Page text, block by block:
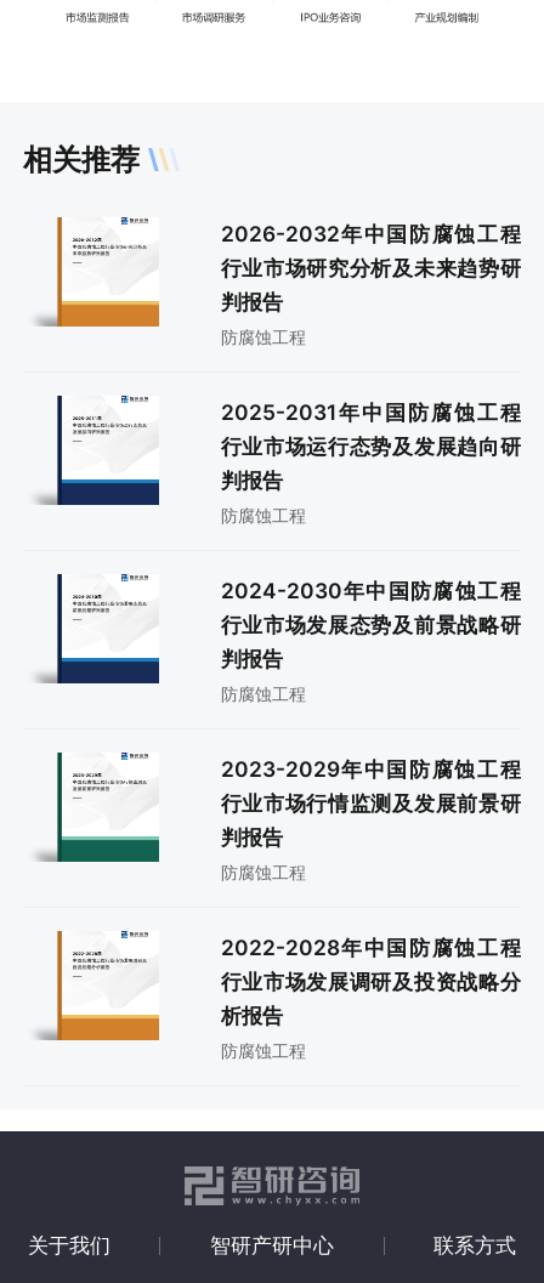
相关推荐
2026-2032年中国防腐蚀工程
行业市场研究分析及未来趋势研
判报告
防腐蚀工程
2025-2031年中国防腐蚀工程
行业市场运行态势及发展趋向研
判报告
防腐蚀工程
2024-2030年中国防腐蚀工程
行业市场发展态势及前景战略研
判报告
防腐蚀工程
2023-2029年中国防腐蚀工程
行业市场行情监测及发展前景研
判报告
防腐蚀工程
2022-2028年中国防腐蚀工程
行业市场发展调研及投资战略分
析报告
防腐蚀工程
关于我们 智研产研中心 联系方式